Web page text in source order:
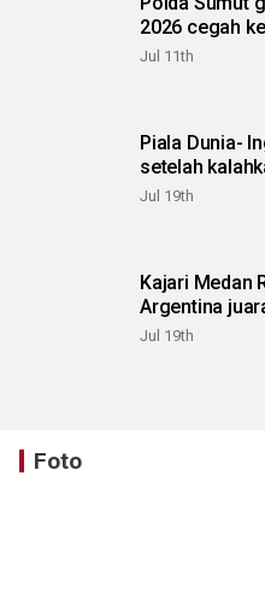
2026 cegah
Jul 11th
Piala Dunia-
setelah
Jul 19th
Kajari Medan
Argentina
Jul 19th
Foto